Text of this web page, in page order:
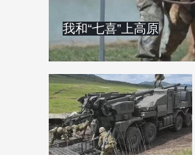
我和“七喜”上高原